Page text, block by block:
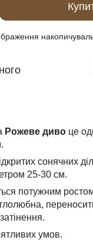
Рожеве диво це
сонячних
25-30 см.
потужним
умов.